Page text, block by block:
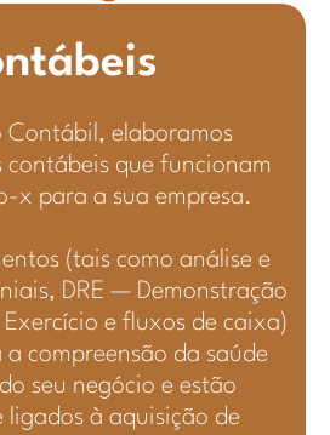
Contábil, elaboramos
contábeis que funcionam
x para a sua empresa.
(tais como análise e
DRE — Demonstração
e fluxos de caixa)
compreensão da saúde
seu negócio e estão
ligados à aquisição de